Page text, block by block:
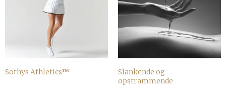
Sothys Athletics™
Slankende og
opstrammende